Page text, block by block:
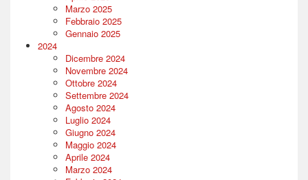
Marzo 2025
Febbraio 2025
Gennaio 2025
2024
Dicembre 2024
Novembre 2024
Ottobre 2024
Settembre 2024
Agosto 2024
Luglio 2024
Giugno 2024
Maggio 2024
Aprile 2024
Marzo 2024